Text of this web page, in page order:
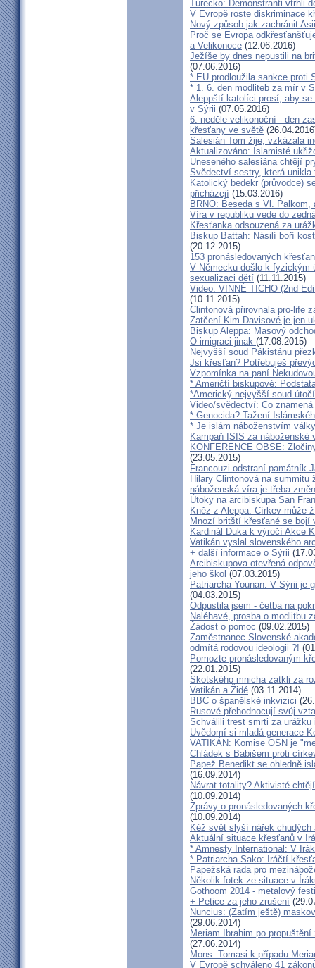
Turecko: Demonstranti vtrhli
V Evropě roste diskriminace
Nový způsob jak zachránit
Proč se Evropa
a Velikonoce (12.06.2016)
Ježíše by dnes nepustili na
(07.06.2016)
* EU prodloužila sankce proti
* 1. 6. den modliteb za mír v
Aleppští katolíci prosí, aby
v Sýrii (07.05.2016)
6. neděle velikonoční - den
křesťany ve světě
Salesián Tom žije, vzkázala
Aktualizováno: Islamisté
Uneseného salesiána chtějí
Svědectví sestry, která unikla
Katolický bedekr (průvodce)
přicházejí (15.03.2016)
BRNO: Beseda s Vl.
Víra v republiku vede do
Křesťanka odsouzená za
Biskup Battah: Násilí boří
(20.12.2015)
153 pronásledovaných
V Německu došlo k fyzickým
sexualizaci dětí (11.11.2015)
Video: VINNÉ TICHO (2nd
(10.11.2015)
Clintonová přirovnala pro-life
Zatčení Kim Davisové je jen
Biskup Aleppa: Masový
O imigraci jinak (17.08.2015)
Nejvyšší soud Pákistánu
Jsi křesťan? Potřebuješ
Vzpomínka na paní
* Američtí biskupové:
*Americký nejvyšší soud
Video/svědectví: Co
* Genocida? Tažení
* Je islám náboženstvím
Kampaň ISIS za náboženské
KONFERENCE OBSE:
(23.05.2015)
Francouzi odstraní památník
Hilary Clintonová na
náboženská víra je třeba
Útoky na arcibiskupa San
Kněz z Aleppa: Církev může
Mnozí britští křesťané se bojí
Kardinál Duka k výročí Akce K
Vatikán vyslal slovenského
+ další informace o Sýrii
Arcibiskupova otevřená
jeho škol (07.03.2015)
Patriarcha Younan: V Sýrii je
(04.03.2015)
Odpustila jsem - četba na
Naléhavé, prosba o modlitbu
Žádost o pomoc (09.02.2015)
Zaměstnanec Slovenské
odmítá rodovou ideologii ?!
Pomozte pronásledovaným
(22.01.2015)
Skotského mnicha zatkli za
Vatikán a Židé (03.11.2014)
BBC o španělské inkvizici
Rusové přehodnocují svůj
Schválili trest smrti za
Uvědomí si mladá generace
VATIKÁN: Komise OSN je
Chládek s Babišem proti
Papež Benedikt se ohledně
(16.09.2014)
Návrat totality? Aktivisté
(10.09.2014)
Zprávy o pronásledovaných
(10.09.2014)
Kéž svět slyší nářek chudých
Aktuální situace křesťanů v
* Amnesty International: V
* Patriarcha Sako: Iráčtí
Papežská rada pro
Několik fotek ze situace v
Gothoom 2014 - metalový
+ Petice za jeho zrušení
Nuncius: (Zatím ještě)
(29.06.2014)
Meriam Ibrahim po
(27.06.2014)
Mons. Tomasi k případu
V Evropě schváleno 41